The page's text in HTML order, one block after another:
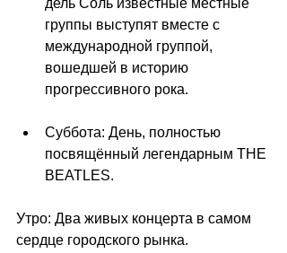
дель Соль известные местные
группы выступят вместе с
международной группой,
вошедшей в историю
прогрессивного рока.
Суббота: День, полностью
посвящённый легендарным THE
BEATLES.
Утро: Два живых концерта в самом
сердце городского рынка.